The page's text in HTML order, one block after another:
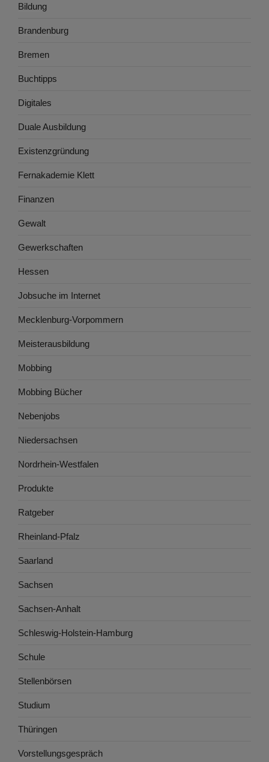
Bildung
Brandenburg
Bremen
Buchtipps
Digitales
Duale Ausbildung
Existenzgründung
Fernakademie Klett
Finanzen
Gewalt
Gewerkschaften
Hessen
Jobsuche im Internet
Mecklenburg-Vorpommern
Meisterausbildung
Mobbing
Mobbing Bücher
Nebenjobs
Niedersachsen
Nordrhein-Westfalen
Produkte
Ratgeber
Rheinland-Pfalz
Saarland
Sachsen
Sachsen-Anhalt
Schleswig-Holstein-Hamburg
Schule
Stellenbörsen
Studium
Thüringen
Vorstellungsgespräch